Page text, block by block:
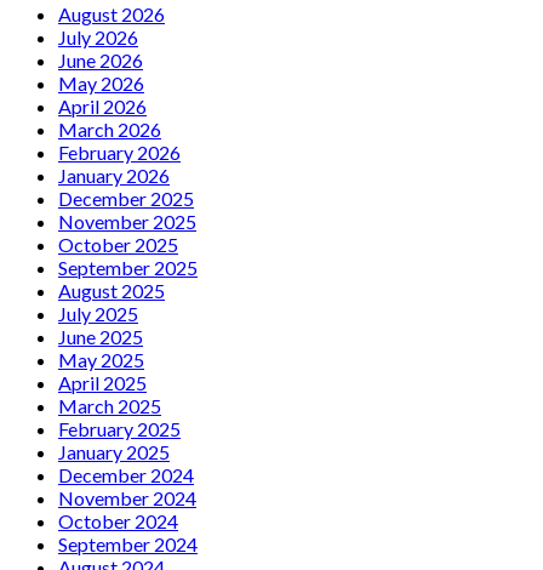
August 2026
July 2026
June 2026
May 2026
April 2026
March 2026
February 2026
January 2026
December 2025
November 2025
October 2025
September 2025
August 2025
July 2025
June 2025
May 2025
April 2025
March 2025
February 2025
January 2025
December 2024
November 2024
October 2024
September 2024